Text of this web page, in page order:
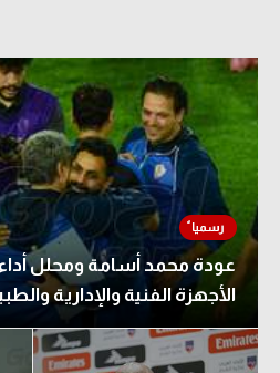
عودة محمد أسامة ومحلل
الأجهزة الفنية والإدارية